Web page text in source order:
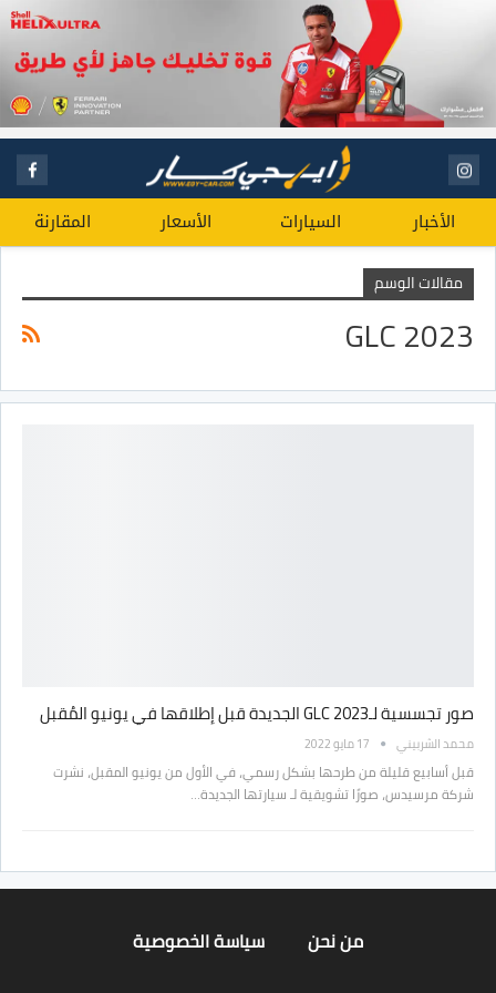
الأخبار السيارات الأسعار المقارنة
مقالات الوسم
GLC 2023
صور تجسسية لـGLC 2023 الجديدة قبل إطلاقها في يونيو المُقبل
محمد الشربيني 17 مايو 2022
قبل أسابيع قليلة من طرحها بشكل رسمي، في الأول من يونيو المقبل، نشرت
شركة مرسيدس، صورًا تشويقية لـ سيارتها الجديدة…
من نحن سياسة الخصوصية